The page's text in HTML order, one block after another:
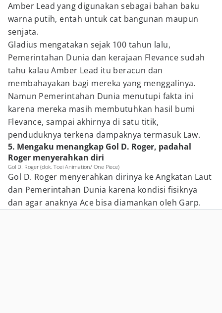
Amber Lead yang digunakan sebagai bahan baku
warna putih, entah untuk cat bangunan maupun
senjata.
Gladius mengatakan sejak 100 tahun lalu,
Pemerintahan Dunia dan kerajaan Flevance sudah
tahu kalau Amber Lead itu beracun dan
membahayakan bagi mereka yang menggalinya.
Namun Pemerintahan Dunia menutupi fakta ini
karena mereka masih membutuhkan hasil bumi
Flevance, sampai akhirnya di satu titik,
penduduknya terkena dampaknya termasuk Law.
5. Mengaku menangkap Gol D. Roger, padahal
Roger menyerahkan diri
Gol D. Roger (dok. Toei Animation/ One Piece)
Gol D. Roger menyerahkan dirinya ke Angkatan Laut
dan Pemerintahan Dunia karena kondisi fisiknya
dan agar anaknya Ace bisa diamankan oleh Garp.